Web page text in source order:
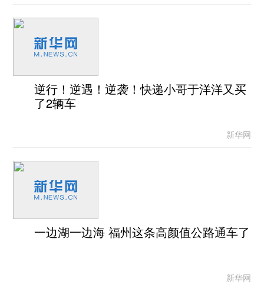
逆行！逆遇！逆袭！快递小哥于洋洋又买
了2辆车
新华网
一边湖一边海 福州这条高颜值公路通车了
新华网